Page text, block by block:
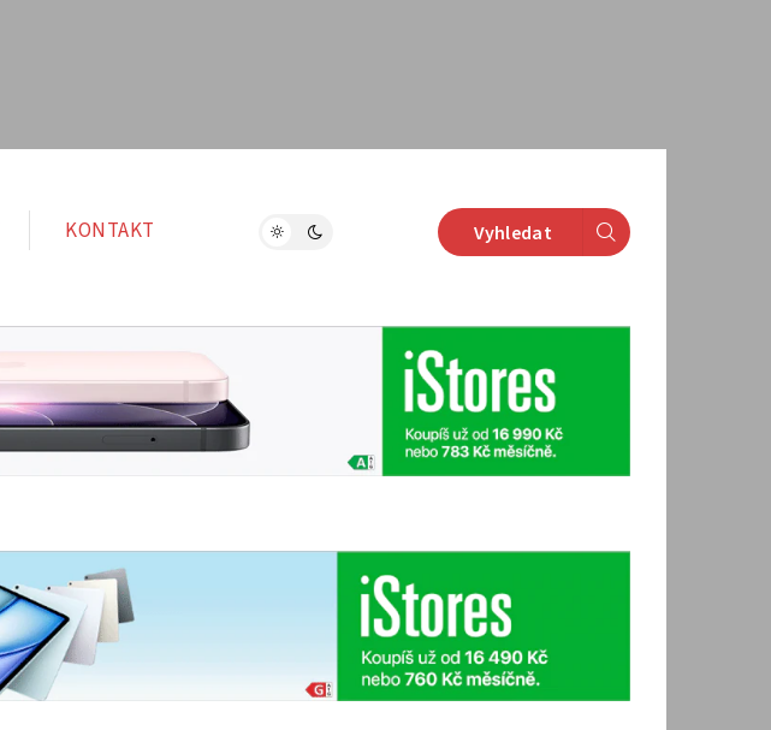
KONTAKT Vyhledat